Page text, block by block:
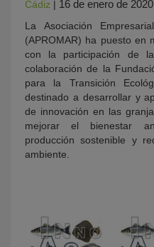
Cádiz | 16 de enero de 2020
La Asociación
(APROMAR) ha puesto en
con la participación de
colaboración de la
para la Transición
destinado a desarrollar y
de innovación en las
mejorar el bienestar
producción sostenible y
ambiente.